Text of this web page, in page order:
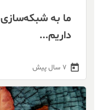
ما به
داریم...
today